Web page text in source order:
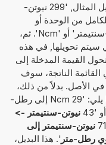
معاً مع وحدة القياس الأساسية؛ على سبيل المثال, '299 نيوتن-
من الوحدة أو
الاختصارعلى سبيل المثال، سواء 'نيوتن-سنتيمتر' أو 'Ncm'. ثم،
سيتم تحويلها, في هذه
القيمة المدخلة إلى
القائمة الناتجة، سوف
في الأصل. بدلاً من ذلك،
يمكن إدخال القيمة المطلوب تحويلها كما يلي: '29 Ncm إلى رطل-
نيوتن-سنتيمتر ->
نيوتن-سنتيمتر إلى
رطل-متر '. هذا البديل،